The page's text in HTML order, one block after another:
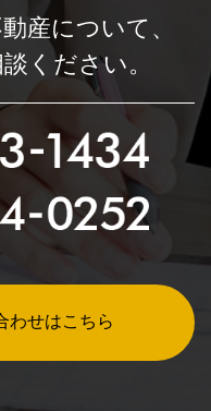
産について、
ください。
わせはこちら